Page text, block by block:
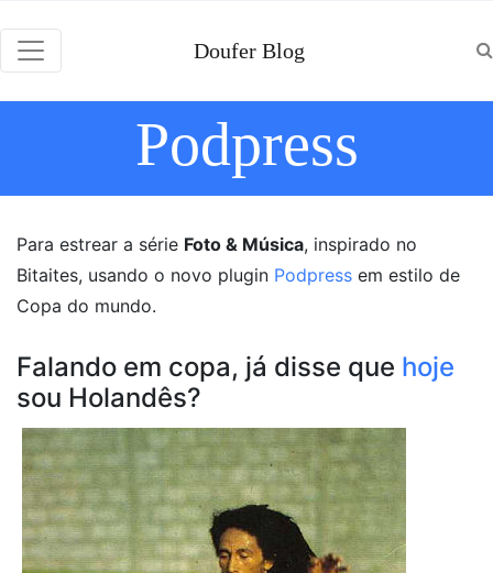
Doufer Blog
Podpress
Para estrear a série Foto & Música, inspirado no
Bitaites, usando o novo plugin Podpress em estilo de
Copa do mundo.
Falando em copa, já disse que hoje
sou Holandês?